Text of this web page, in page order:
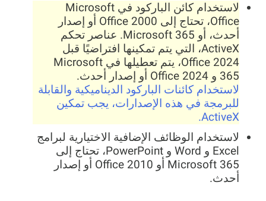
لاستخدام كائن الباركود في Microsoft
Office، تحتاج إلى Office 2000 أو إصدار
أحدث، أو Microsoft 365. عناصر تحكم
ActiveX، التي يتم تمكينها افتراضيًا قبل
Office 2024، يتم تعطيلها في Microsoft
365 و Office 2024 أو إصدار أحدث.
لاستخدام كائنات الباركود الديناميكية والقابلة
للبرمجة في هذه الإصدارات، يجب تمكين
ActiveX.
لاستخدام الوظائف الإضافية الاختيارية لبرامج
Excel و Word و PowerPoint، تحتاج إلى
Microsoft 365 أو Office 2010 أو إصدار
أحدث.